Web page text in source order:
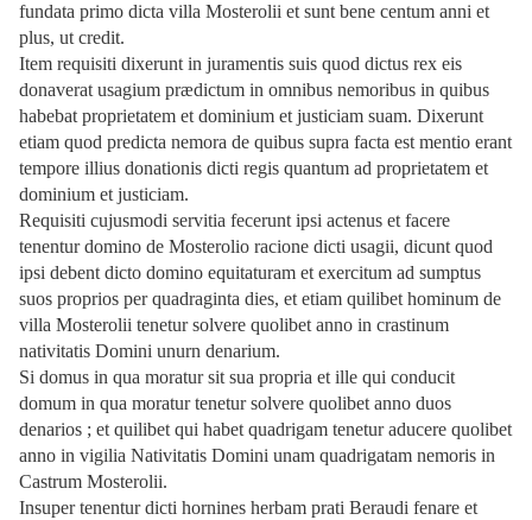
fundata primo dicta villa Mosterolii et sunt bene centum anni et
plus, ut credit.
Item requisiti dixerunt in juramentis suis quod dictus rex eis
donaverat usagium prædictum in omnibus nemoribus in quibus
habebat proprietatem et dominium et justiciam suam. Dixerunt
etiam quod predicta nemora de quibus supra facta est mentio erant
tempore illius donationis dicti regis quantum ad proprietatem et
dominium et justiciam.
Requisiti cujusmodi servitia fecerunt ipsi actenus et facere
tenentur domino de Mosterolio racione dicti usagii, dicunt quod
ipsi debent dicto domino equitaturam et exercitum ad sumptus
suos proprios per quadraginta dies, et etiam quilibet hominum de
villa Mosterolii tenetur solvere quolibet anno in crastinum
nativitatis Domini unurn denarium.
Si domus in qua moratur sit sua propria et ille qui conducit
domum in qua moratur tenetur solvere quolibet anno duos
denarios ; et quilibet qui habet quadrigam tenetur aducere quolibet
anno in vigilia Nativitatis Domini unam quadrigatam nemoris in
Castrum Mosterolii.
Insuper tenentur dicti hornines herbam prati Beraudi fenare et